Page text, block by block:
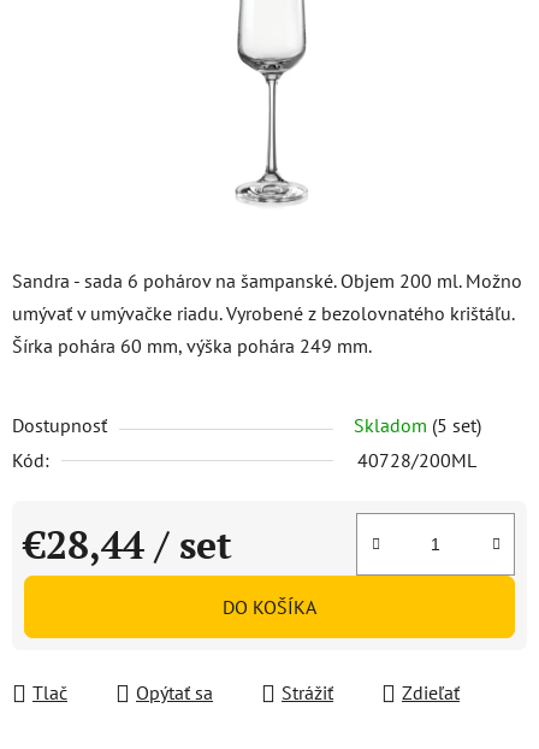
Sandra - sada 6 pohárov na šampanské. Objem 200 ml. Možno
umývať v umývačke riadu. Vyrobené z bezolovnatého krištáľu.
Šírka pohára 60 mm, výška pohára 249 mm.
Dostupnosť Skladom (5 set)
Kód:
40728/200ML
€28,44 / set
Jednotková cena:
DO KOŠÍKA
Tlač Opýtať sa Strážiť Zdieľať